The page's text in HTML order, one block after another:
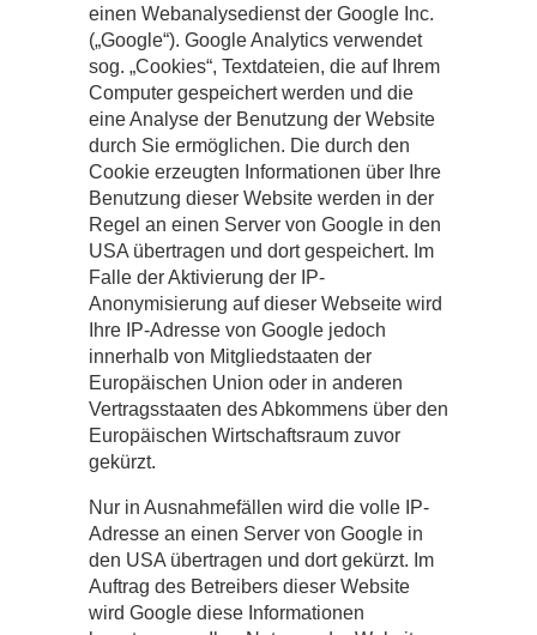
einen Webanalysedienst der Google Inc.
(„Google“). Google Analytics verwendet
sog. „Cookies“, Textdateien, die auf Ihrem
Computer gespeichert werden und die
eine Analyse der Benutzung der Website
durch Sie ermöglichen. Die durch den
Cookie erzeugten Informationen über Ihre
Benutzung dieser Website werden in der
Regel an einen Server von Google in den
USA übertragen und dort gespeichert. Im
Falle der Aktivierung der IP-
Anonymisierung auf dieser Webseite wird
Ihre IP-Adresse von Google jedoch
innerhalb von Mitgliedstaaten der
Europäischen Union oder in anderen
Vertragsstaaten des Abkommens über den
Europäischen Wirtschaftsraum zuvor
gekürzt.
Nur in Ausnahmefällen wird die volle IP-
Adresse an einen Server von Google in
den USA übertragen und dort gekürzt. Im
Auftrag des Betreibers dieser Website
wird Google diese Informationen